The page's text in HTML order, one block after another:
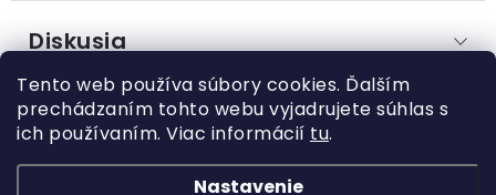
Tento web používa súbory cookies. Ďalším
prechádzaním tohto webu vyjadrujete súhlas s
ich používaním. Viac informácií tu.
Nastavenie
Diskusia
á